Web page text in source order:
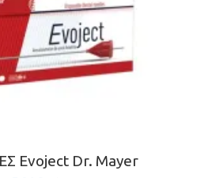
Evoject Dr. Mayer